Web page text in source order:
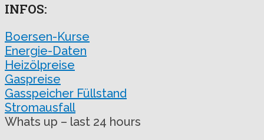
INFOS:
Boersen-Kurse
Energie-Daten
Heizölpreise
Gaspreise
Gasspeicher Füllstand
Stromausfall
Whats up – last 24 hours